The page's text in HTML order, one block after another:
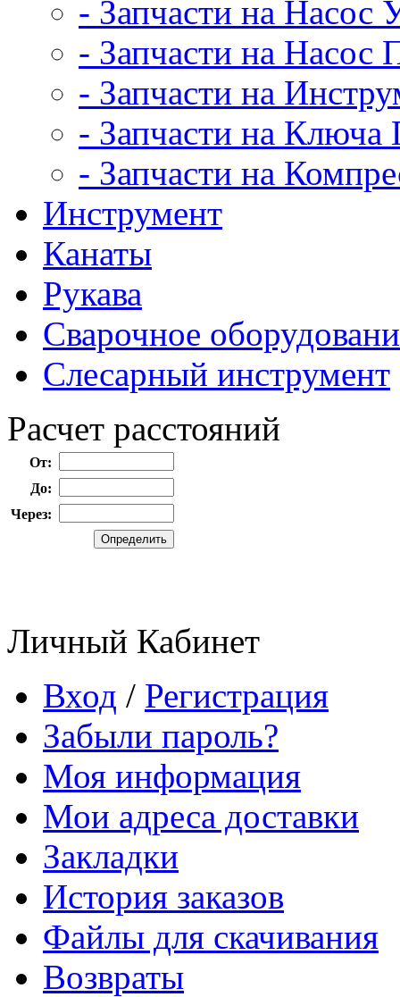
- Запчасти на Насос
- Запчасти на
- Запчасти на
- Запчасти на
- Запчасти на
Инструмент
Канаты
Рукава
Сварочное
Слесарный инструмент
Расчет расстояний
От:
До:
Через:
Личный Кабинет
Вход / Регистрация
Забыли пароль?
Моя информация
Мои адреса доставки
Закладки
История заказов
Файлы для скачивания
Возвраты